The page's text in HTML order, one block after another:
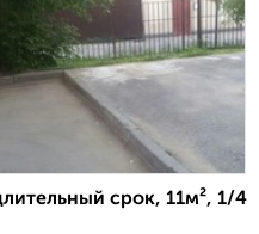
срок, 11м², 1/4